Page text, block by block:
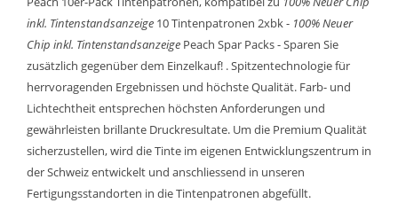
inkl. Tintenstandsanzeige 10 Tintenpatronen 2xbk - 100% Neuer
Chip inkl. Tintenstandsanzeige Peach Spar Packs - Sparen Sie
zusätzlich gegenüber dem Einzelkauf! . Spitzentechnologie für
herrvoragenden Ergebnissen und höchste Qualität. Farb- und
Lichtechtheit entsprechen höchsten Anforderungen und
gewährleisten brillante Druckresultate. Um die Premium Qualität
sicherzustellen, wird die Tinte im eigenen Entwicklungszentrum in
der Schweiz entwickelt und anschliessend in unseren
Fertigungsstandorten in die Tintenpatronen abgefüllt.